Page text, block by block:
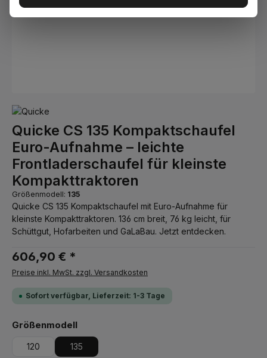
Quicke CS 135 Kompaktschaufel
Euro-Aufnahme – leichte
Frontladerschaufel für kleinste
Kompakttraktoren
Größenmodell: 135
Quicke CS 135 Kompaktschaufel mit Euro-Aufnahme für
kleinste Kompakttraktoren. 136 cm breit, 76 kg leicht, für
Schüttgut, Hofarbeiten und GaLaBau. Jetzt entdecken.
606,90 € *
Preise inkl. MwSt. zzgl. Versandkosten
Sofort verfügbar, Lieferzeit: 1-3 Tage
Größenmodellauswählen
120 135